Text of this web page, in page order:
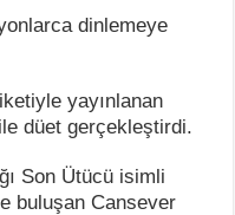
dinlemeye
yayınlanan
düet gerçekleştirdi.
Son Ütücü isimli
buluşan Cansever